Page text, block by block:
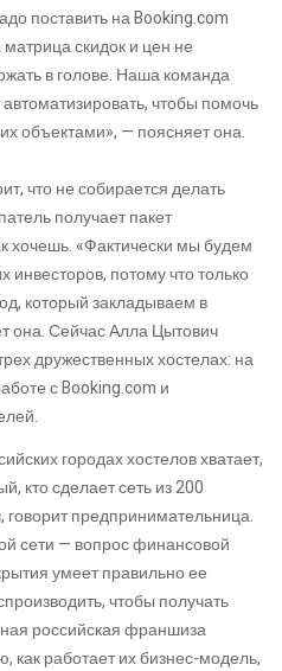
поставить на Booking.com
скидок и цен не
в голове. Наша команда
чтобы помочь
объектами», — поясняет она.
что не собирается делать
получает пакет
хочешь. «Фактически мы будем
инвесторов, потому что только
который закладываем в
она. Сейчас Алла Цытович
дружественных хостелах: на
с Booking.com и
городах хостелов хватает,
кто сделает сеть из 200
говорит предпринимательница.
сети — вопрос финансовой
умеет правильно ее
чтобы получать
российская франшиза
как работает их бизнес-модель,